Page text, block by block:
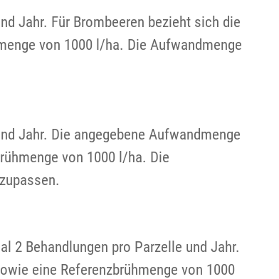
Jahr. Für Brombeeren bezieht sich die
von 1000 l/ha. Die Aufwandmenge
Jahr. Die angegebene Aufwandmenge
von 1000 l/ha. Die
2 Behandlungen pro Parzelle und Jahr.
eine Referenzbrühmenge von 1000